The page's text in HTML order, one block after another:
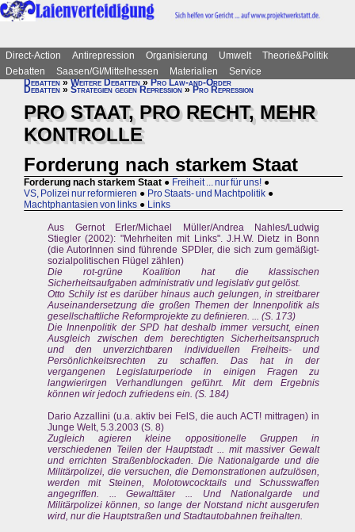
Direct-Action Antirepression Organisierung Umwelt
Theorie&Politik
Debatten
Saasen/GI/Mittelhessen Materialien
Service
Debatten»Weitere Debatten»Pro Law-and-Order
Debatten » Strategien gegen Repression » Pro Repression
PRO STAAT, PRO RECHT, MEHR
KONTROLLE
Forderung nach starkem Staat
Forderung nach starkem Staat ● Freiheit ... nur für uns! ●
VS, Polizei nur reformieren ● Pro Staats- und Machtpolitik ●
Machtphantasien von links ● Links
Aus Gernot Erler/Michael Müller/Andrea Nahles/Ludwig
Stiegler (2002): "Mehrheiten mit Links". J.H.W. Dietz in Bonn
(die AutorInnen sind führende SPDler, die sich zum gemäßigt-
sozialpolitischen Flügel zählen)
Die rot-grüne Koalition hat die klassischen
Sicherheitsaufgaben administrativ und legislativ gut gelöst.
Otto Schily ist es darüber hinaus auch gelungen, in streitbarer
Auseinandersetzung die großen Themen der Innenpolitik als
gesellschaftliche Reformprojekte zu definieren. ... (S. 173)
Die Innenpolitik der SPD hat deshalb immer versucht, einen
Ausgleich zwischen dem berechtigten Sicherheitsanspruch
und den unverzichtbaren individuellen Freiheits- und
Persönlichkeitsrechten zu schaffen. Das hat in der
vergangenen Legislaturperiode in einigen Fragen zu
langwierirgen Verhandlungen geführt. Mit dem Ergebnis
können wir jedoch zufriedens ein. (S. 184)
Dario Azzallini (u.a. aktiv bei FelS, die auch ACT! mittragen) in
Junge Welt, 5.3.2003 (S. 8)
Zugleich agieren kleine oppositionelle Gruppen in
verschiedenen Teilen der Hauptstadt ... mit massiver Gewalt
und errichten Straßenblockaden. Die Nationalgarde und die
Militärpolizei, die versuchen, die Demonstrationen aufzulösen,
werden mit Steinen, Molotowcocktails und Schusswaffen
angegriffen. ... Gewalttäter ... Und Nationalgarde und
Militärpolizei können, so lange der Notstand nicht ausgerufen
wird, nur die Hauptstraßen und Stadtautobahnen freihalten.